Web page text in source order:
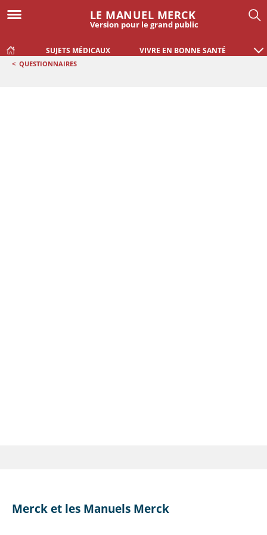
LE MANUEL MERCK
Version pour le grand public
SUJETS MÉDICAUX VIVRE EN BONNE SANTÉ
< QUESTIONNAIRES
Merck et les Manuels Merck